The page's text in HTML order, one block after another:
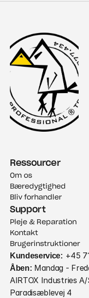
Ressourcer
Om os
Bæredygtighed
Bliv forhandler
Support
Pleje & Reparation
Kontakt
Brugerinstruktioner
Kundeservice: +45
Åben: Mandag -
AIRTOX Industries A/
Paradisæblevej 4